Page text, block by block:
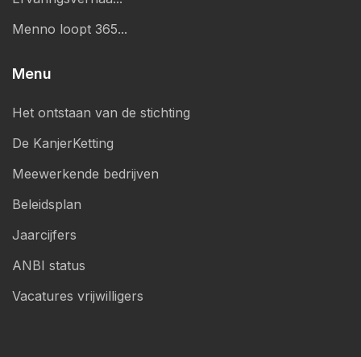
Menno loopt 365...
Menu
Het ontstaan van de stichting
De KanjerKetting
Meewerkende bedrijven
Beleidsplan
Jaarcijfers
ANBI status
Vacatures vrijwilligers